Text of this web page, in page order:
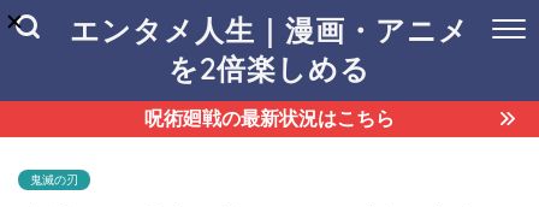
エンタメ人生｜漫画・アニメ
を2倍楽しめる
呪術廻戦の最新状況はこちら
鬼滅の刃